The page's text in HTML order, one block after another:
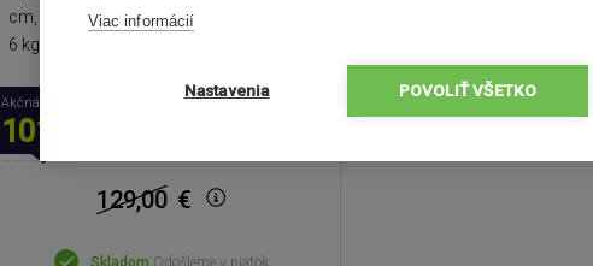
cm, počet grilovacích plôch 2, hmotnosť
6 kg, nepriľnavý povrch a odkvapkávacia
Akčná cena
101,90 €
6 : 52 : 06
129,00 €
Skladom Odošleme v piatok
Viac informácií
Nastavenia POVOLIŤ VŠETKO